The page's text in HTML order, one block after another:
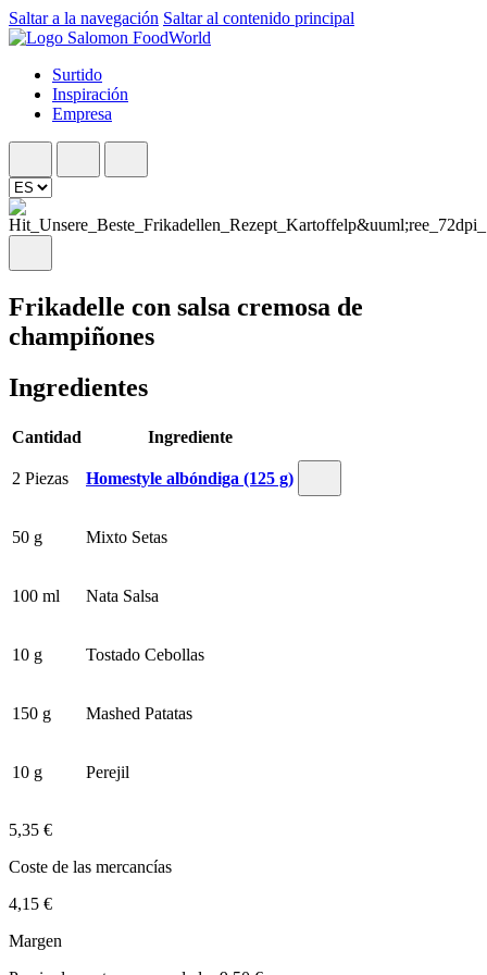
Saltar a la navegación Saltar al contenido principal
Surtido
Inspiración
Empresa
Frikadelle con salsa cremosa de
champiñones
Ingredientes
Cantidad Ingrediente
2 Piezas Homestyle albóndiga (125 g)
50 g Mixto Setas
100 ml Nata Salsa
10 g Tostado Cebollas
150 g Mashed Patatas
10 g Perejil
5,35 €
Coste de las mercancías
4,15 €
Margen